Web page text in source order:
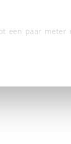
een paar meter
wijzigen of
en meer
we